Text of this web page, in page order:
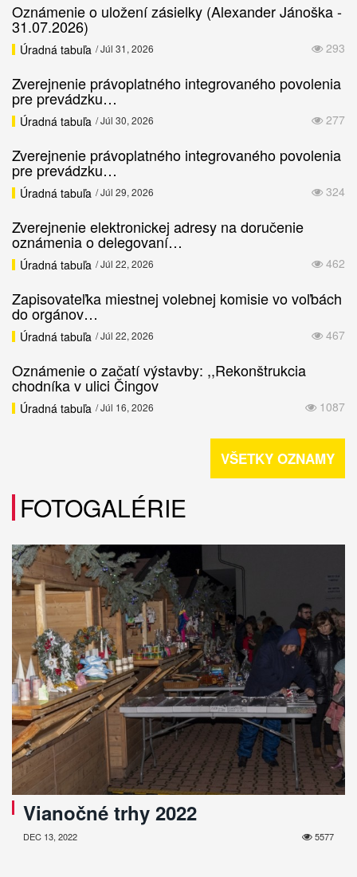
Oznámenie o uložení zásielky (Alexander Jánoška -
31.07.2026)
293
Úradná tabuľa / Júl 31, 2026
Zverejnenie právoplatného integrovaného povolenia
pre prevádzku…
277
Úradná tabuľa / Júl 30, 2026
Zverejnenie právoplatného integrovaného povolenia
pre prevádzku…
324
Úradná tabuľa / Júl 29, 2026
Zverejnenie elektronickej adresy na doručenie
oznámenia o delegovaní…
462
Úradná tabuľa / Júl 22, 2026
Zapisovateľka miestnej volebnej komisie vo voľbách
do orgánov…
467
Úradná tabuľa / Júl 22, 2026
Oznámenie o začatí výstavby: ,,Rekonštrukcia
chodníka v ulici Čingov
1087
Úradná tabuľa / Júl 16, 2026
VŠETKY OZNAMY
FOTOGALÉRIE
Vianočné trhy 2022
5577
DEC 13, 2022